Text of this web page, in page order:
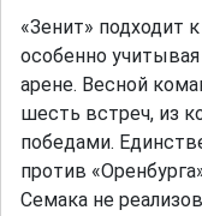
«Зенит» подходит
особенно
арене. Весной
шесть встреч, из
победами.
против
Семака не